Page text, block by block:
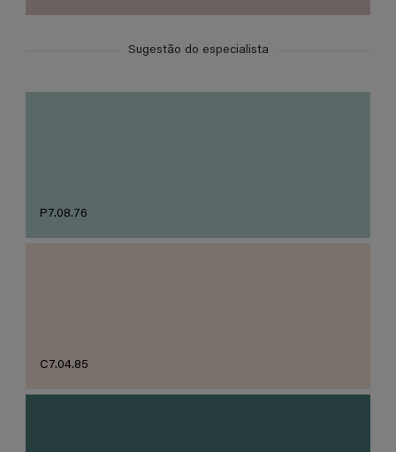
Sugestão do especialista
P7.08.76
C7.04.85